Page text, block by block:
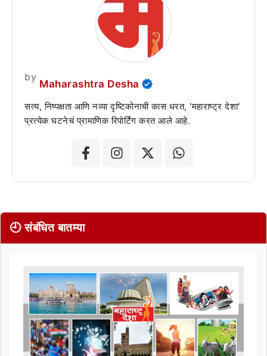
by
Maharashtra Desha
सत्य, निष्पक्षता आणि नव्या दृष्टिकोनाची कास धरत, 'महाराष्ट्र देशा'
प्रत्येक घटनेचं प्रामाणिक रिपोर्टिंग करत आले आहे.
🕘 संबंधित बातम्या